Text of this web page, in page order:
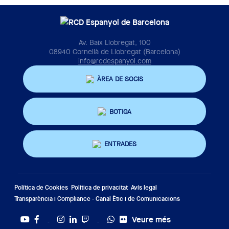
Av. Baix Llobregat, 100
08940 Cornellà de Llobregat (Barcelona)
info@rcdespanyol.com
ÀREA DE SOCIS
BOTIGA
ENTRADES
Política de Cookies Política de privacitat Avís legal
Transparència i Compliance - Canal Ètic i de Comunicacions
Veure més